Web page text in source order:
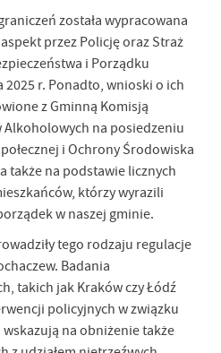
została wypracowana
przez Policję oraz Straż
i Porządku
r. Ponadto, wnioski o ich
z Gminną Komisją
na posiedzeniu
i Ochrony Środowiska
także na podstawie licznych
którzy wyrazili
w naszej gminie.
tego rodzaju regulacje
Badania
takich jak Kraków czy Łódź
policyjnych w związku
na obniżenie także